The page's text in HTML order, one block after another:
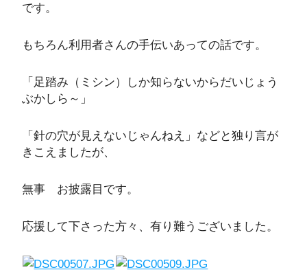
です。
もちろん利用者さんの手伝いあっての話です。
「足踏み（ミシン）しか知らないからだいじょう
ぶかしら～」
「針の穴が見えないじゃんねえ」などと独り言が
きこえましたが、
無事 お披露目です。
応援して下さった方々、有り難うございました。